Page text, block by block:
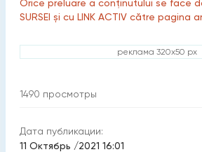
Orice preluare a conținutului se face
SURSEI și cu LINK ACTIV către pagina
реклама 320x50 px
1490 просмотры
Дата публикации:
11 Октябрь /2021 16:01